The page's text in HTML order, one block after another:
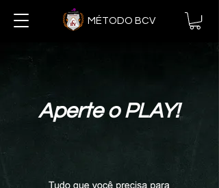
MÉTODO BCV
Aperte o PLAY!